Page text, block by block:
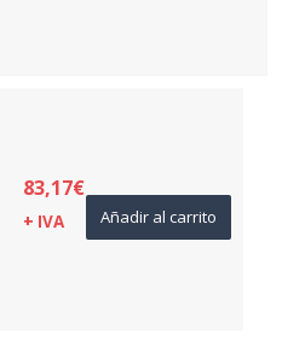
83,17€
+ IVA Añadir al carrito